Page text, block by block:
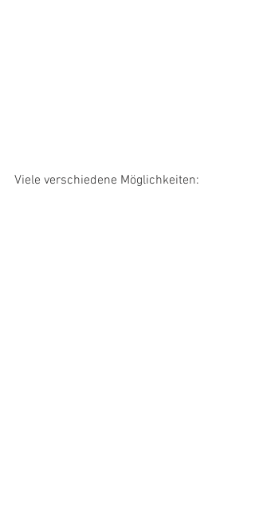
Viele verschiedene Möglichkeiten: